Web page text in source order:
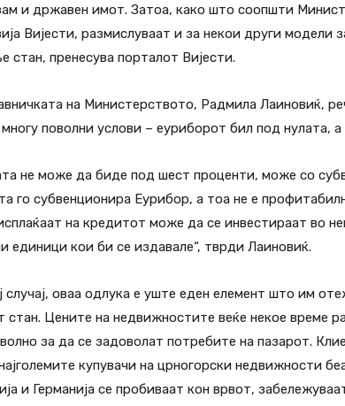
и државен имот. Затоа, како што соопшти
Вијести, размислуваат и за некои други модели
стан, пренесува порталот Вијести.
на Министерството, Радмила Лаиновиќ,
поволни услови – еуриборот бил под нулата, а
не може да биде под шест проценти, може со
го субвенционира Еурибор, а тоа не е
на кредитот може да се инвестираат во
единици кои би се издавале“, тврди Лаиновиќ.
случај, оваа одлука е уште еден елемент што им
стан. Цените на недвижностите веќе некое време
за да се задоволат потребите на пазарот.
купувачи на црногорски недвижности
и Германија се пробиваат кон врвот,